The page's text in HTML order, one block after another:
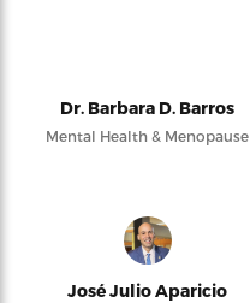
Dr. Barbara D. Barros
Mental Health & Menopause
José Julio Aparicio